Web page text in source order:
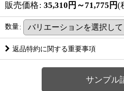
販売価格: 35,310 円 ～71,775 円(
数量:
返品特約に関する重要事項
サンプル